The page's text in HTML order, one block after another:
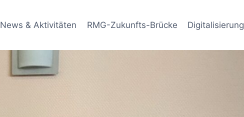
News & Aktivitäten RMG-Zukunfts-Brücke Digitalisierung